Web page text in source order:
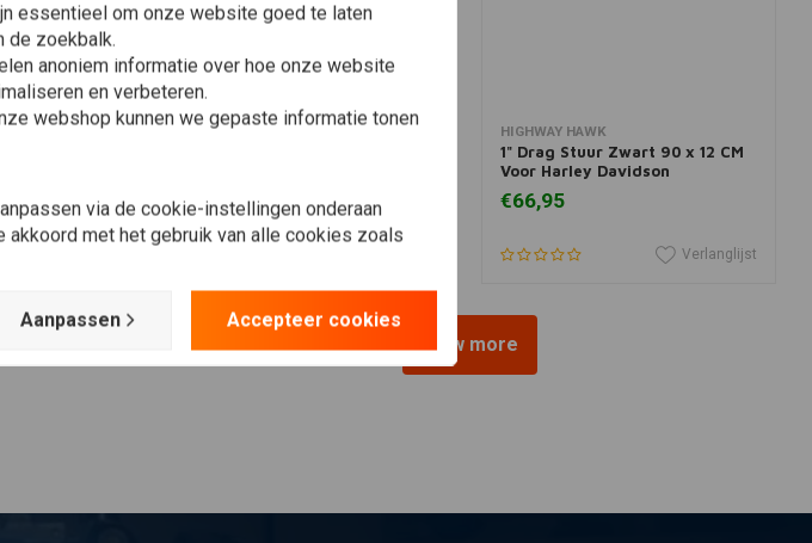
In winkelwagen
MCS
€163,84
In winkelwagen
HIGHWAY HAWK
1" Drag Stuur Zwart 90 x 12 CM
Voor Harley Davidson
€66,95
Verlanglijst
View more
essentieel om onze website goed te laten
de zoekbalk.
anoniem informatie over hoe onze website
en verbeteren.
webshop kunnen we gepaste informatie tonen
via de cookie-instellingen onderaan
met het gebruik van alle cookies zoals
Aanpassen Accepteer cookies